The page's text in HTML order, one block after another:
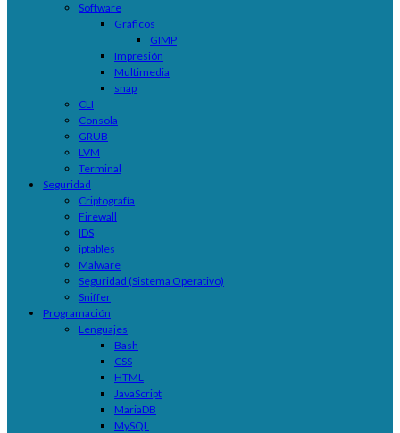
Software
Gráficos
GIMP
Impresión
Multimedia
snap
CLI
Consola
GRUB
LVM
Terminal
Seguridad
Criptografía
Firewall
IDS
iptables
Malware
Seguridad (Sistema Operativo)
Sniffer
Programación
Lenguajes
Bash
CSS
HTML
JavaScript
MariaDB
MySQL